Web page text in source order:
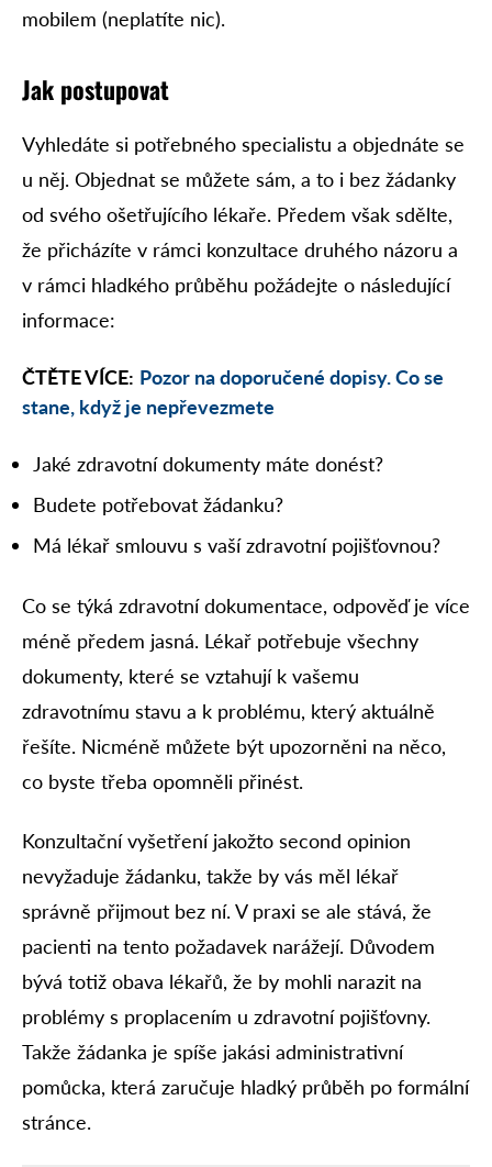
mobilem (neplatíte nic).
Jak postupovat
Vyhledáte si potřebného specialistu a objednáte se
u něj. Objednat se můžete sám, a to i bez žádanky
od svého ošetřujícího lékaře. Předem však sdělte,
že přicházíte v rámci konzultace druhého názoru a
v rámci hladkého průběhu požádejte o následující
informace:
ČTĚTE VÍCE: Pozor na doporučené dopisy. Co se
stane, když je nepřevezmete
Jaké zdravotní dokumenty máte donést?
Budete potřebovat žádanku?
Má lékař smlouvu s vaší zdravotní pojišťovnou?
Co se týká zdravotní dokumentace, odpověď je více
méně předem jasná. Lékař potřebuje všechny
dokumenty, které se vztahují k vašemu
zdravotnímu stavu a k problému, který aktuálně
řešíte. Nicméně můžete být upozorněni na něco,
co byste třeba opomněli přinést.
Konzultační vyšetření jakožto second opinion
nevyžaduje žádanku, takže by vás měl lékař
správně přijmout bez ní. V praxi se ale stává, že
pacienti na tento požadavek narážejí. Důvodem
bývá totiž obava lékařů, že by mohli narazit na
problémy s proplacením u zdravotní pojišťovny.
Takže žádanka je spíše jakási administrativní
pomůcka, která zaručuje hladký průběh po formální
stránce.